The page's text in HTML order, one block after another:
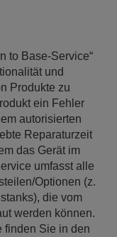
to Base-Service“
und
Produkte zu
ein Fehler
autorisierten
Reparaturzeit
das Gerät im
umfasst alle
Optionen (z.
die vom
werden können.
finden Sie in den